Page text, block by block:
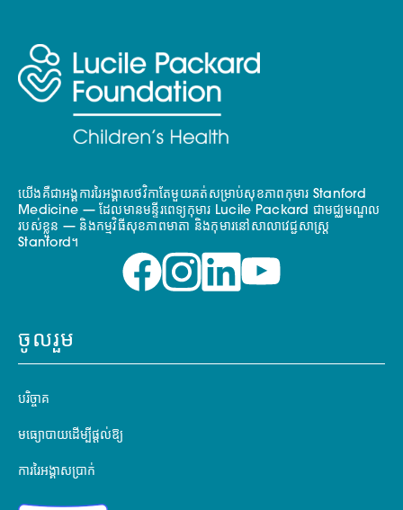
យើងគឺជាអង្គការរៃអង្គាសថវិកាតែមួយគត់សម្រាប់សុខភាពកុមារ Stanford
Medicine — ដែលមានមន្ទីរពេទ្យកុមារ Lucile Packard ជាមជ្ឈមណ្ឌល
របស់ខ្លួន — និងកម្មវិធីសុខភាពមាតា និងកុមារនៅសាលាវេជ្ជសាស្ត្រ
Stanford។
ចូលរួម
បរិច្ចាគ
មធ្យោបាយដើម្បីផ្តល់ឱ្យ
ការរៃអង្គាសប្រាក់